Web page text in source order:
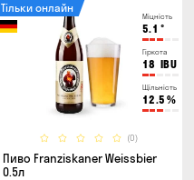
Міцність
5.1 °
Гіркота
18 IBU
Щільність
12.5 %
(0)
Тільки онлайн
Пиво Franziskaner Weissbier
0.5л